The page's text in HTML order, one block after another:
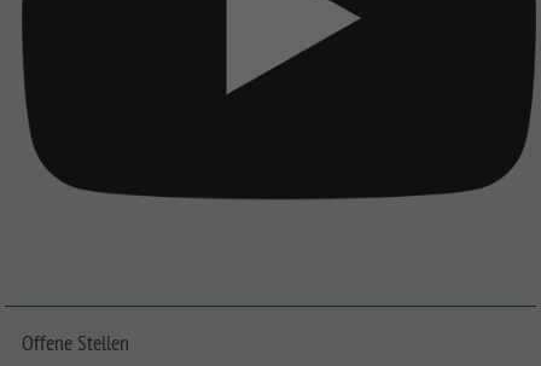
Offene Stellen